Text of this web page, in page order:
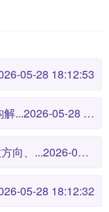
05-28 18:12:53
... 2026-05-28 18:12:46
向、... 2026-05-28 18:12:38
05-28 18:12:32